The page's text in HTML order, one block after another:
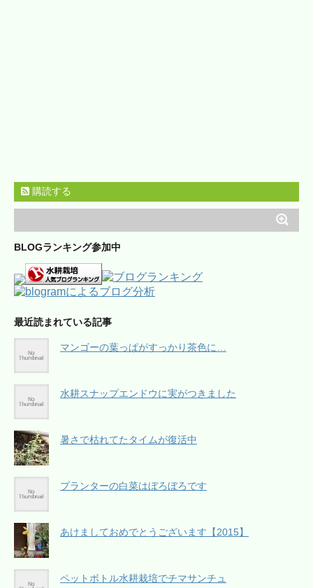
購読する
BLOGランキング参加中
最近読まれている記事
マンゴーの葉っぱがすっかり茶色に…
水耕スナップエンドウに実がつきました
暑さで枯れてたタイムが復活中
プランターの白菜はぼろぼろです
あけましておめでとうございます【2015】
ペットボトル水耕栽培でチマサンチュ